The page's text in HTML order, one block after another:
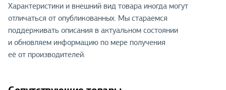
Характеристики и внешний вид товара иногда могут
отличаться от опубликованных. Мы стараемся
поддерживать описания в актуальном состоянии
и обновляем информацию по мере получения
её от производителей.